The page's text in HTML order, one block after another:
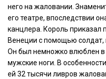
него на жаловании.
его театре, впоследствии
канцлера. Король приказал
Венеции с помощью солдат,
Он был немножко влюблен в
мужские ноги. В
ей 32 тысячи ливров